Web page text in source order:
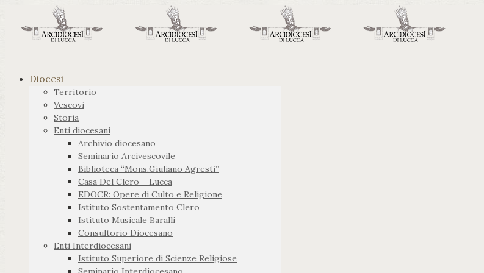
Diocesi
Territorio
Vescovi
Storia
Enti diocesani
Archivio diocesano
Seminario Arcivescovile
Biblioteca “Mons.Giuliano Agresti”
Casa Del Clero – Lucca
EDOCR: Opere di Culto e Religione
Istituto Sostentamento Clero
Istituto Musicale Baralli
Consultorio Diocesano
Enti Interdiocesani
Istituto Superiore di Scienze Religiose